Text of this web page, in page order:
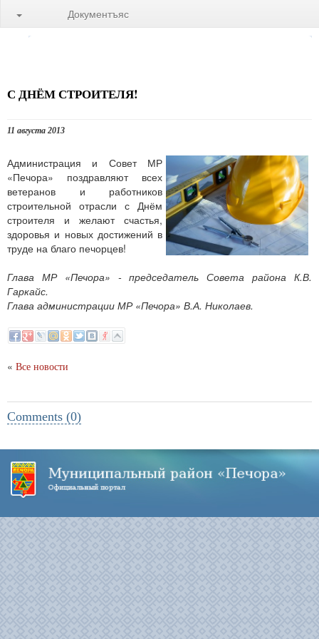
Документъяс
С ДНЁМ СТРОИТЕЛЯ!
11 августа 2013
Администрация и Совет МР
«Печора» поздравляют всех
ветеранов и работников
строительной отрасли с Днём
строителя и желают счастья,
здоровья и новых достижений в
труде на благо печорцев!
Глава МР «Печора» - председатель Совета района К.В.
Гаркайс.
Глава администрации МР «Печора» В.А. Николаев.
« Все новости
Comments (0)